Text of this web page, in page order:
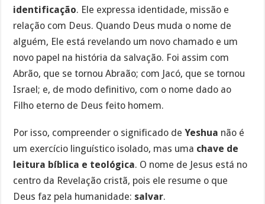
identificação. Ele expressa identidade, missão e
relação com Deus. Quando Deus muda o nome de
alguém, Ele está revelando um novo chamado e um
novo papel na história da salvação. Foi assim com
Abrão, que se tornou Abraão; com Jacó, que se tornou
Israel; e, de modo definitivo, com o nome dado ao
Filho eterno de Deus feito homem.
Por isso, compreender o significado deYeshua não é
um exercício linguístico isolado, mas uma chave de
leitura bíblica e teológica. O nome de Jesus está no
centro da Revelação cristã, pois ele resume o que
Deus faz pela humanidade: salvar.